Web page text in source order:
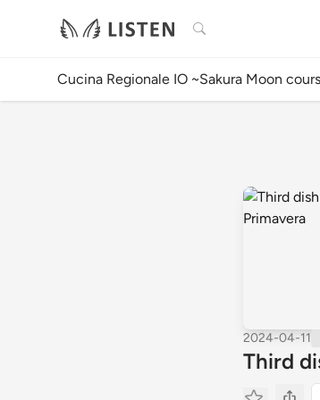
検索
Cucina Regionale IO ~Sakura Moon
2024-04-11
Third